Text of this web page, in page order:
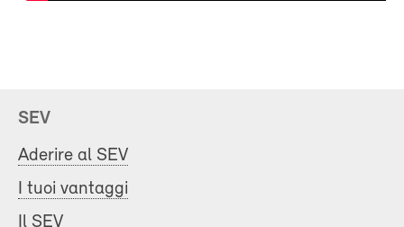
SEV
Aderire al SEV
I tuoi vantaggi
Il SEV